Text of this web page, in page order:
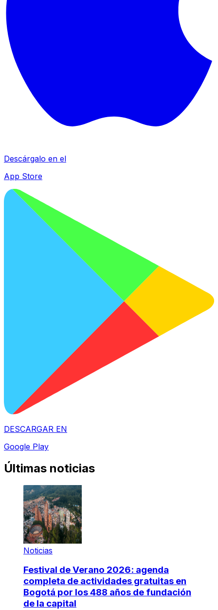
Descárgalo en el
App Store
DESCARGAR EN
Google Play
Últimas noticias
Noticias
Festival de Verano 2026: agenda
completa de actividades gratuitas en
Bogotá por los 488 años de fundación
de la capital